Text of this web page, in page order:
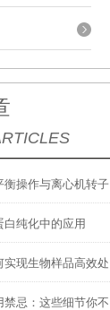
衡操作与离心机转子
白纯化中的应用
实现生物样品高效处
禁忌：这些细节你不